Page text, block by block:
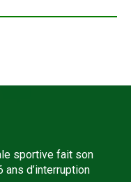
sportive fait son
ans d’interruption